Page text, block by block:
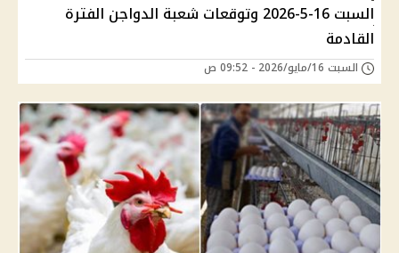
السبت 16-5-2026 وتوقعات شعبة الدواجن الفترة
القادمة
السبت 16/مايو/2026 - 09:52 ص